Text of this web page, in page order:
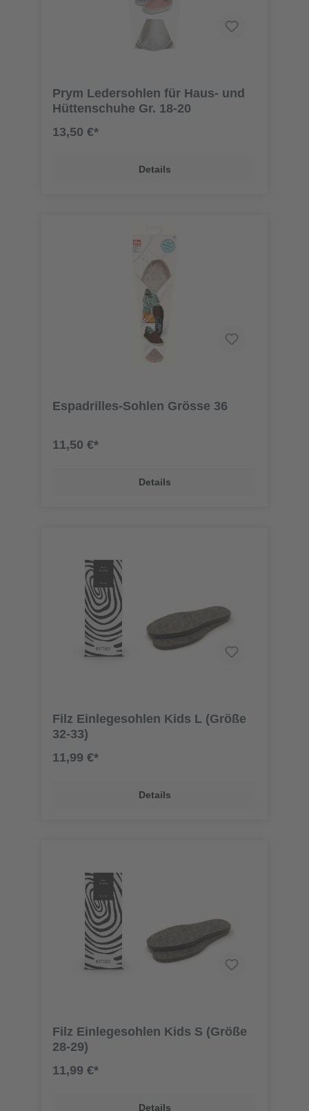
Prym Ledersohlen für Haus- und
Hüttenschuhe Gr. 18-20
13,50 €*
Details
Espadrilles-Sohlen Grösse 36
11,50 €*
Details
Filz Einlegesohlen Kids L (Größe
32-33)
11,99 €*
Details
Filz Einlegesohlen Kids S (Größe
28-29)
11,99 €*
Details